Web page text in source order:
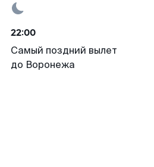
22:00
Самый поздний вылет
до Воронежа